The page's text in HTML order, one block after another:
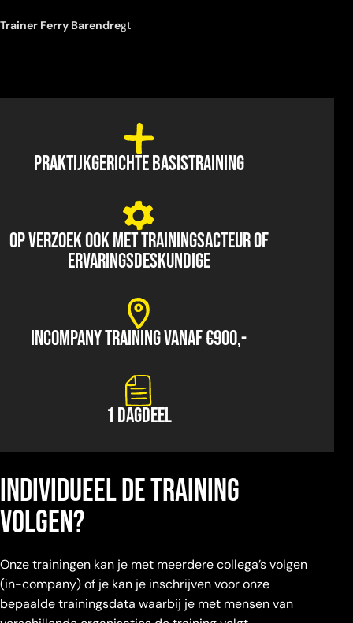
Trainer Ferry Barendregt
PRAKTIJKGERICHTE BASISTRAINING
OP VERZOEK OOK MET TRAININGSACTEUR OF
ERVARINGSDESKUNDIGE
INCOMPANY TRAINING VANAF €900,-
1 DAGDEEL
Individueel de training
volgen?
Onze trainingen kan je met meerdere collega’s volgen
(in-company) of je kan je inschrijven voor onze
bepaalde trainingsdata waarbij je met mensen van